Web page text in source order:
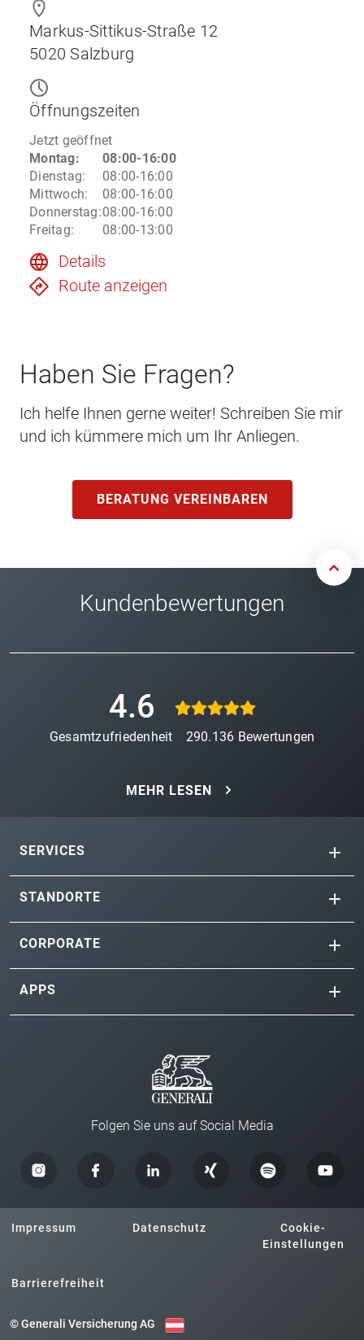
Markus-Sittikus-Straße 12
5020 Salzburg
Öffnungszeiten
Jetzt geöffnet
Montag:
08:00-16:00
Dienstag:
08:00-16:00
Mittwoch:
08:00-16:00
Donnerstag:08:00-16:00
Freitag: 08:00-13:00
Details
Route anzeigen
Haben Sie Fragen?
Ich helfe Ihnen gerne weiter! Schreiben Sie mir
und ich kümmere mich um Ihr Anliegen.
BERATUNG VEREINBAREN
Kundenbewertungen
4.6
Gesamtzufriedenheit 290.136 Bewertungen
MEHR LESEN
SERVICES
STANDORTE
CORPORATE
APPS
Folgen Sie uns auf Social Media
Impressum Datenschutz
Cookie-
Einstellungen
Barrierefreiheit
© Generali Versicherung AG